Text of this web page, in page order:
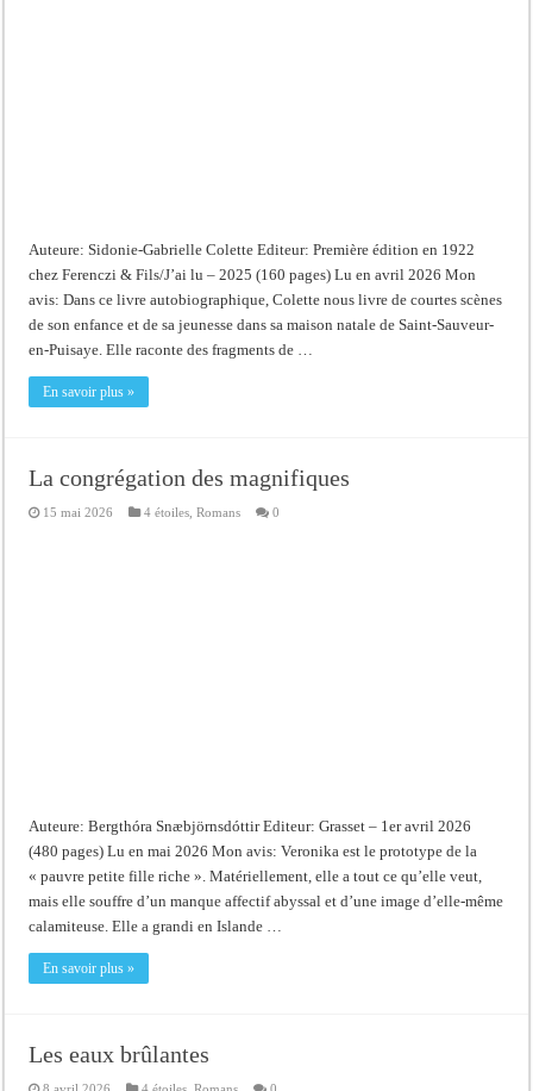
Auteure: Sidonie-Gabrielle Colette Editeur: Première édition en 1922
chez Ferenczi & Fils/J’ai lu – 2025 (160 pages) Lu en avril 2026 Mon
avis: Dans ce livre autobiographique, Colette nous livre de courtes scènes
de son enfance et de sa jeunesse dans sa maison natale de Saint-Sauveur-
en-Puisaye. Elle raconte des fragments de …
En savoir plus »
La congrégation des magnifiques
15 mai 2026 4 étoiles ,Romans 0
Auteure: Bergthóra Snæbjörnsdóttir Editeur: Grasset – 1er avril 2026
(480 pages) Lu en mai 2026 Mon avis: Veronika est le prototype de la
« pauvre petite fille riche ». Matériellement, elle a tout ce qu’elle veut,
mais elle souffre d’un manque affectif abyssal et d’une image d’elle-même
calamiteuse. Elle a grandi en Islande …
En savoir plus »
Les eaux brûlantes